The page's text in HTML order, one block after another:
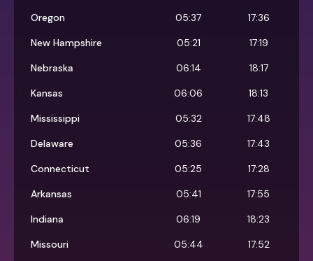
Oregon
05:37
17:36
New Hampshire
05:21
17:19
Nebraska
06:14
18:17
Kansas
06:06
18:13
Mississippi
05:32
17:48
Delaware
05:36
17:43
Connecticut
05:25
17:28
Arkansas
05:41
17:55
Indiana
06:19
18:23
Missouri
05:44
17:52